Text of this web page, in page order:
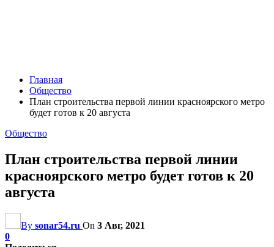
Главная
Общество
План строительства первой линии красноярского метро
будет готов к 20 августа
Общество
План строительства первой линии
красноярского метро будет готов к 20
августа
By sonar54.ru On 3 Авг, 2021
0